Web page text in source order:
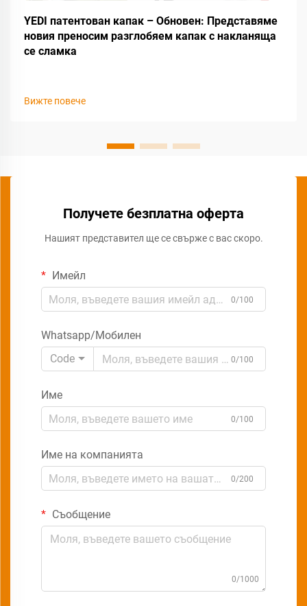
YEDI патентован капак – Обновен: Представяме
новия преносим разглобяем капак с накланяща
се сламка
Вижте повече
Получете безплатна оферта
Нашият представител ще се свърже с вас скоро.
Имейл
0/100
Whatsapp/Мобилен
Code
0/100
Име
0/100
Име на компанията
0/200
Съобщение
0/1000